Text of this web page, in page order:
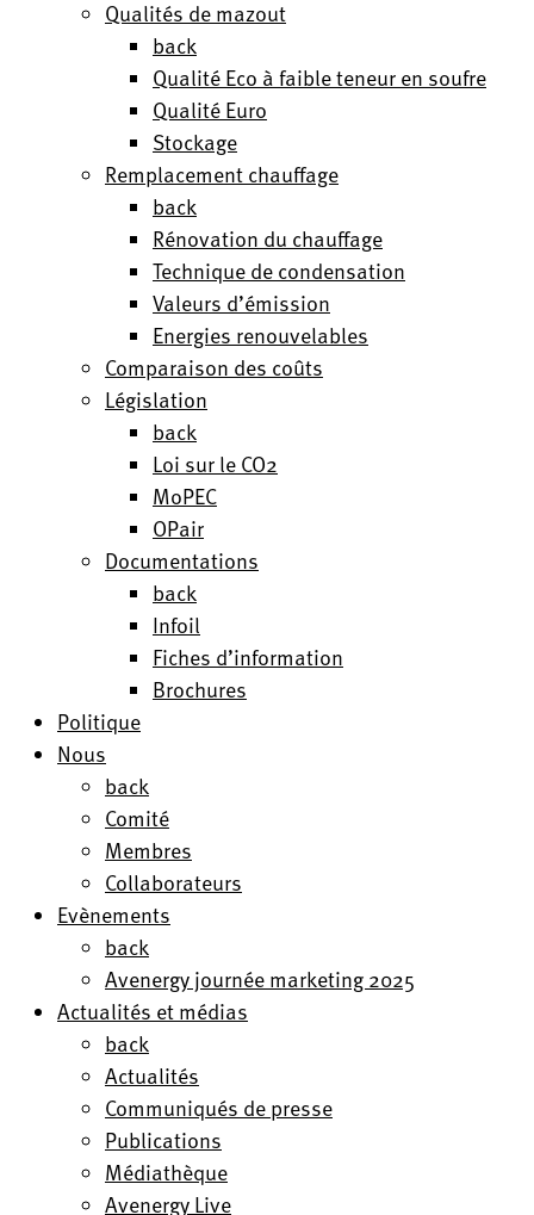
Qualités de mazout
back
Qualité Eco à faible teneur en soufre
Qualité Euro
Stockage
Remplacement chauffage
back
Rénovation du chauffage
Technique de condensation
Valeurs d’émission
Energies renouvelables
Comparaison des coûts
Législation
back
Loi sur le CO2
MoPEC
OPair
Documentations
back
Infoil
Fiches d’information
Brochures
Politique
Nous
back
Comité
Membres
Collaborateurs
Evènements
back
Avenergy journée marketing 2025
Actualités et médias
back
Actualités
Communiqués de presse
Publications
Médiathèque
Avenergy Live